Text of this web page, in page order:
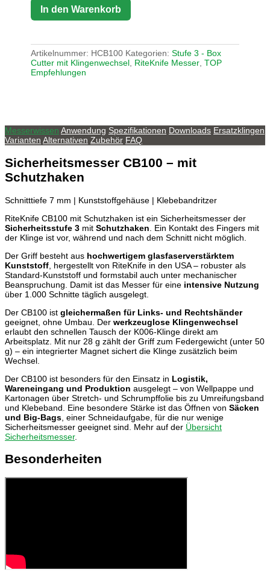
In den Warenkorb
Artikelnummer: HCB100 Kategorien:Stufe 3 - Box
Cutter mit Klingenwechsel RiteKnife Messer ,TOP
Empfehlungen
Messerwissen Anwendung Spezifikationen Downloads Ersatzklingen
Varianten Alternativen Zubehör FAQ
Sicherheitsmesser CB100 – mit
Schutzhaken
Schnitttiefe 7 mm | Kunststoffgehäuse | Klebebandritzer
RiteKnife CB100 mit Schutzhaken ist ein Sicherheitsmesser der
Sicherheitsstufe 3 mit Schutzhaken . Ein Kontakt des Fingers mit
der Klinge ist vor, während und nach dem Schnitt nicht möglich.
Der Griff besteht aus hochwertigem glasfaserverstärktem
Kunststoff , hergestellt von RiteKnife in den USA – robuster als
Standard-Kunststoff und formstabil auch unter mechanischer
Beanspruchung. Damit ist das Messer für eine intensive Nutzung
über 1.000 Schnitte täglich ausgelegt.
Der CB100 ist gleichermaßen für Links- und Rechtshänder
geeignet, ohne Umbau. Der werkzeuglose Klingenwechsel
erlaubt den schnellen Tausch der K006-Klinge direkt am
Arbeitsplatz. Mit nur 28 g zählt der Griff zum Federgewicht (unter 50
g) – ein integrierter Magnet sichert die Klinge zusätzlich beim
Wechsel.
Der CB100 ist besonders für den Einsatz in Logistik,
Wareneingang und Produktion ausgelegt – von Wellpappe und
Kartonagen über Stretch- und Schrumpffolie bis zu Umreifungsband
und Klebeband. Eine besondere Stärke ist das Öffnen von Säcken
und Big-Bags , einer Schneidaufgabe, für die nur wenige
Sicherheitsmesser geeignet sind. Mehr auf der Übersicht
Sicherheitsmesser.
Besonderheiten